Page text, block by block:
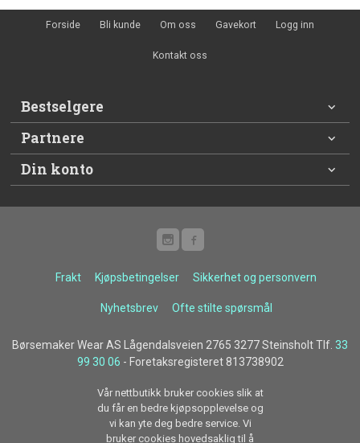
Forside Bli kunde Om oss Gavekort Logg inn
Kontakt oss
Bestselgere
Partnere
Din konto
Frakt Kjøpsbetingelser Sikkerhet og personvern
Nyhetsbrev Ofte stilte spørsmål
Børsemaker Wear AS Lågendalsveien 2765 3277 Steinsholt Tlf. 33
99 30 06 - Foretaksregisteret 813738902
Vår nettbutikk bruker cookies slik at
du får en bedre kjøpsopplevelse og
vi kan yte deg bedre service. Vi
bruker cookies hovedsaklig til å